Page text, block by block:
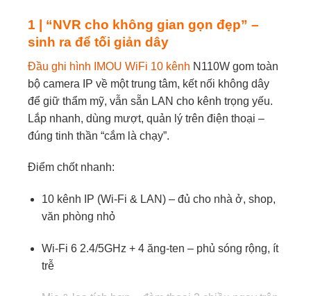
Lưu trữ 1× SATA, tối đa 16TB
1 | “NVR cho không gian gọn đẹp” –
sinh ra để tối giản dây
Đầu ghi hình IMOU WiFi 10 kênh N110W gom toàn
bộ camera IP về một trung tâm, kết nối không dây
để giữ thẩm mỹ, vẫn sẵn LAN cho kênh trọng yếu.
Lắp nhanh, dùng mượt, quản lý trên điện thoại –
đúng tinh thần “cắm là chạy”.
Điểm chốt nhanh:
10 kênh IP (Wi-Fi & LAN) – đủ cho nhà ở, shop,
văn phòng nhỏ
Wi-Fi 6 2.4/5GHz + 4 ăng-ten – phủ sóng rộng, ít
trễ